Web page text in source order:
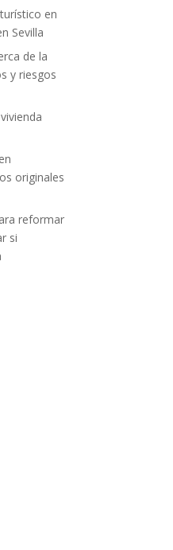
en
Sevilla
de la
y riesgos
originales
reformar
si